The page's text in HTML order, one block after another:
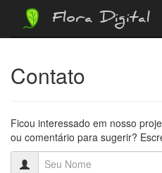
Flora Digital
Contato
Ficou interessado em nosso
ou comentário para sugerir?